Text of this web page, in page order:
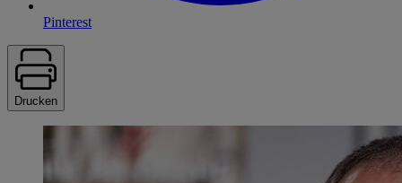
Pinterest
Drucken